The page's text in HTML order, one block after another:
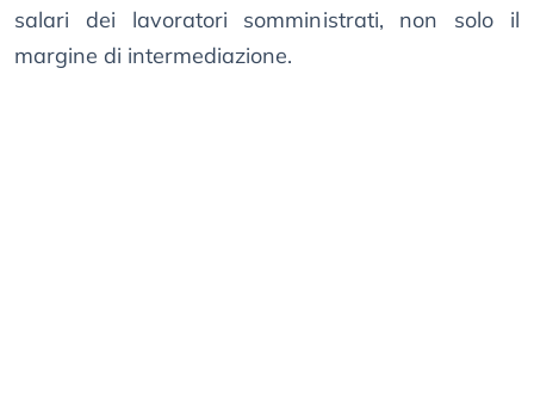
salari dei lavoratori somministrati, non solo il
margine di intermediazione.